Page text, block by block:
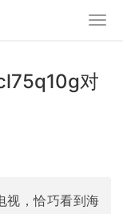
对
视，恰巧看到海